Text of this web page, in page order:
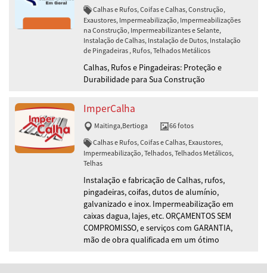
Calhas e Rufos, Coifas e Calhas, Construção,
Exaustores, Impermeabilização, Impermeabilizações
na Construção, Impermeabilizantes e Selante,
Instalação de Calhas, Instalação de Dutos, Instalação
de Pingadeiras , Rufos, Telhados Metálicos
Calhas, Rufos e Pingadeiras: Proteção e
Durabilidade para Sua Construção
ImperCalha
Maitinga,Bertioga
66 fotos
Calhas e Rufos, Coifas e Calhas, Exaustores,
Impermeabilização, Telhados, Telhados Metálicos,
Telhas
Instalação e fabricação de Calhas, rufos,
pingadeiras, coifas, dutos de alumínio,
galvanizado e inox. Impermeabilização em
caixas dagua, lajes, etc. ORÇAMENTOS SEM
COMPROMISSO, e serviços com GARANTIA,
mão de obra qualificada em um ótimo